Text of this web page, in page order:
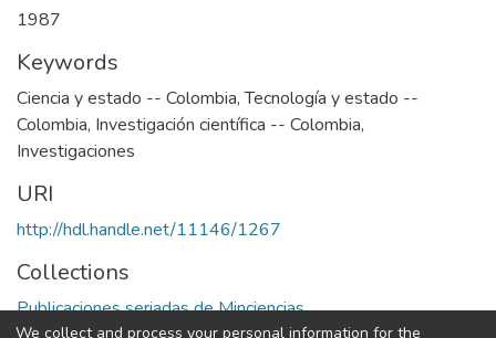
1987
Keywords
Ciencia y estado -- Colombia,Tecnología y estado --
Colombia, Investigación científica -- Colombia,
Investigaciones
URI
http://hdl.handle.net/11146/1267
Collections
Publicaciones seriadas de Minciencias
We collect and process your personal information for the